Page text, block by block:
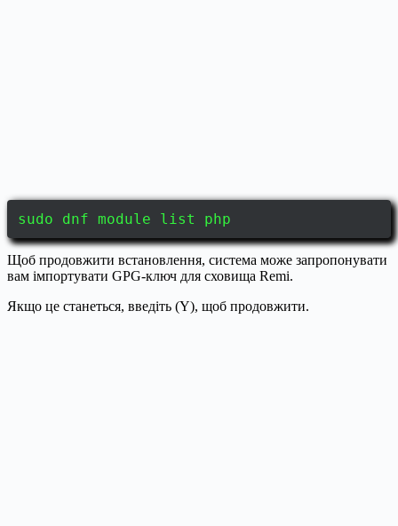
sudo dnf module list php
Щоб продовжити встановлення, система може запропонувати
вам імпортувати GPG-ключ для сховища Remi.
Якщо це станеться, введіть (Y), щоб продовжити.